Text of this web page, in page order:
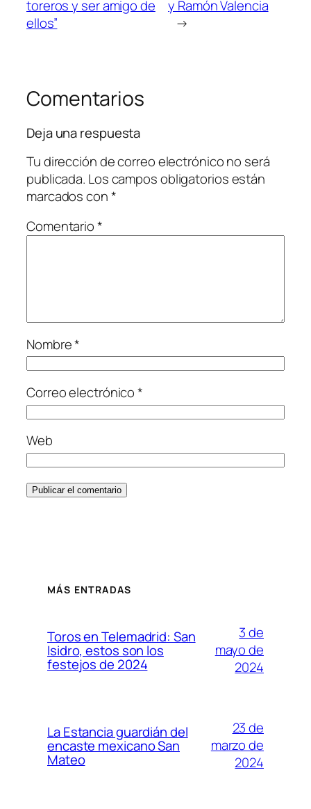
toreros y ser amigo de
ellos”
y Ramón Valencia
→
Comentarios
Deja una respuesta
Tu dirección de correo electrónico no será
publicada. Los campos obligatorios están
marcados con*
Comentario*
Nombre*
Correo electrónico*
Web
MÁS ENTRADAS
Toros en Telemadrid: San
Isidro, estos son los
festejos de 2024
3 de
mayo de
2024
La Estancia guardián del
encaste mexicano San
Mateo
23 de
marzo de
2024